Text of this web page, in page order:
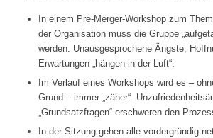
In einem Pre-Merger-Workshop zum
der Organisation muss die Gruppe
werden. Unausgesprochene Ängste,
Erwartungen „hängen in der Luft“.
Im Verlauf eines Workshops wird es –
Grund – immer „zäher“.
„Grundsatzfragen“ erschweren den
In der Sitzung gehen alle vordergründig